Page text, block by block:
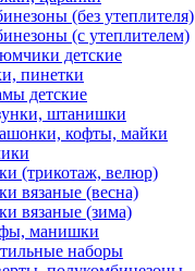
(без утеплителя)
(с утеплителем)
детские
пинетки
детские
штанишки
кофты, майки
(трикотаж, велюр)
вязаные (весна)
вязаные (зима)
манишки
наборы